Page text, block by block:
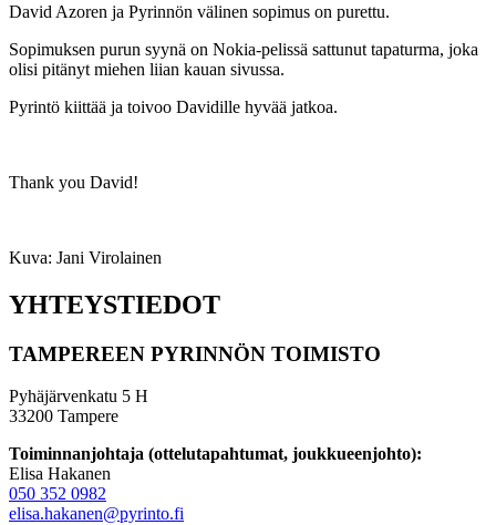
David Azoren ja Pyrinnön välinen sopimus on purettu.
Sopimuksen purun syynä on Nokia-pelissä sattunut tapaturma, joka
olisi pitänyt miehen liian kauan sivussa.
Pyrintö kiittää ja toivoo Davidille hyvää jatkoa.
Thank you David!
Kuva: Jani Virolainen
YHTEYSTIEDOT
TAMPEREEN PYRINNÖN TOIMISTO
Pyhäjärvenkatu 5 H
33200 Tampere
Toiminnanjohtaja (ottelutapahtumat, joukkueenjohto):
Elisa Hakanen
050 352 0982
elisa.hakanen@pyrinto.fi